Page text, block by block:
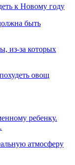
к Новому году
быть
из-за которых
овощ
ребенку.
атмосферу